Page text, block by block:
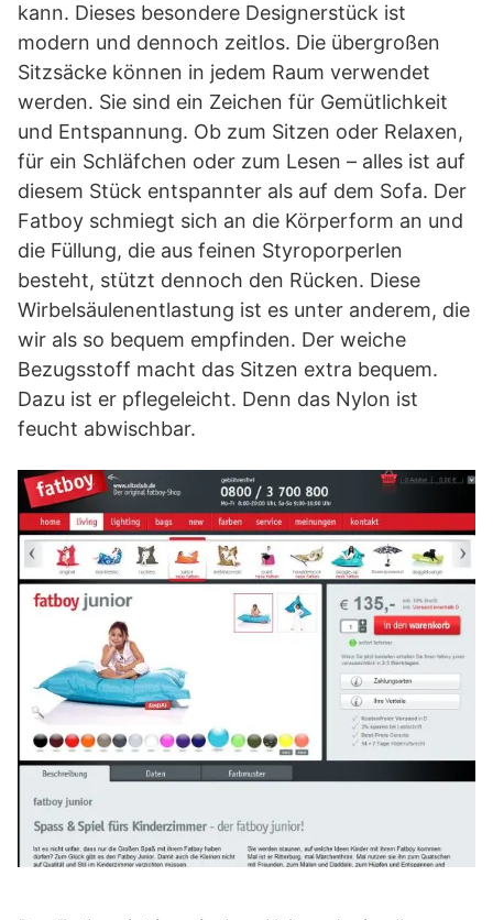
kann. Dieses besondere Designerstück ist
modern und dennoch zeitlos. Die übergroßen
Sitzsäcke können in jedem Raum verwendet
werden. Sie sind ein Zeichen für Gemütlichkeit
und Entspannung. Ob zum Sitzen oder Relaxen,
für ein Schläfchen oder zum Lesen – alles ist auf
diesem Stück entspannter als auf dem Sofa. Der
Fatboy schmiegt sich an die Körperform an und
die Füllung, die aus feinen Styroporperlen
besteht, stützt dennoch den Rücken. Diese
Wirbelsäulenentlastung ist es unter anderem, die
wir als so bequem empfinden. Der weiche
Bezugsstoff macht das Sitzen extra bequem.
Dazu ist er pflegeleicht. Denn das Nylon ist
feucht abwischbar.